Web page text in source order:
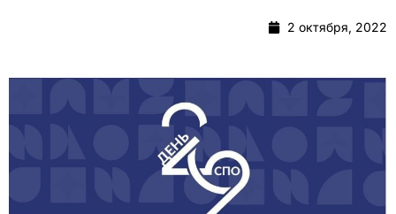
2 октября, 2022